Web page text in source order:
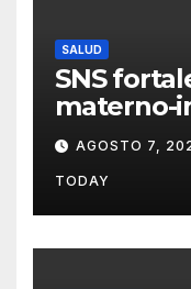
SALUD
SNS
materno-
con
avances
Salud
AGOSTO 7,
TODAY